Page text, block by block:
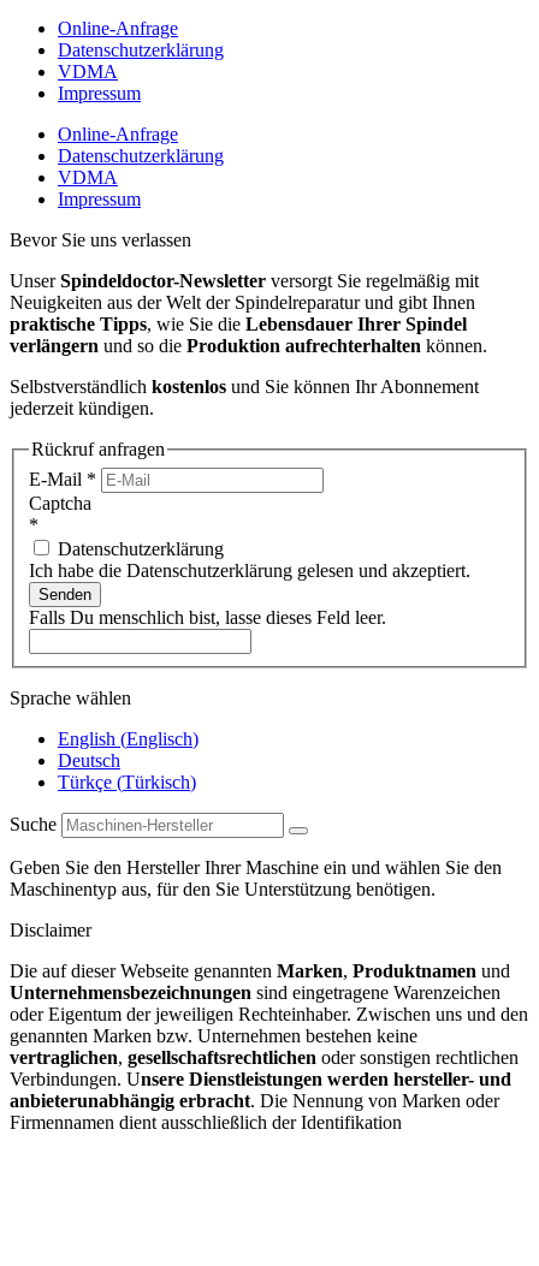
Online-Anfrage
Datenschutzerklärung
VDMA
Impressum
Online-Anfrage
Datenschutzerklärung
VDMA
Impressum
Bevor Sie uns verlassen
UnserSpindeldoctor-Newsletter versorgt Sie regelmäßig mit
Neuigkeiten aus der Welt der Spindelreparatur und gibt Ihnen
praktische Tipps, wie Sie die Lebensdauer Ihrer Spindel
verlängern und so die Produktion aufrechterhalten können.
Selbstverständlich kostenlos und Sie können Ihr Abonnement
jederzeit kündigen.
Rückruf anfragen
E-Mail *
Captcha
*
Datenschutzerklärung
Ich habe die Datenschutzerklärung gelesen und akzeptiert.
Senden
Falls Du menschlich bist, lasse dieses Feld leer.
Sprache wählen
English (Englisch)
Deutsch
Türkçe (Türkisch)
Suche
Geben Sie den Hersteller Ihrer Maschine ein und wählen Sie den
Maschinentyp aus, für den Sie Unterstützung benötigen.
Disclaimer
Die auf dieser Webseite genannten Marken, Produktnamen und
Unternehmensbezeichnungen sind eingetragene Warenzeichen
oder Eigentum der jeweiligen Rechteinhaber. Zwischen uns und den
genannten Marken bzw. Unternehmen bestehen keine
vertraglichen, gesellschaftsrechtlichen oder sonstigen rechtlichen
Verbindungen. Unsere Dienstleistungen werden hersteller- und
anbieterunabhängig erbracht. Die Nennung von Marken oder
Firmennamen dient ausschließlich der Identifikation